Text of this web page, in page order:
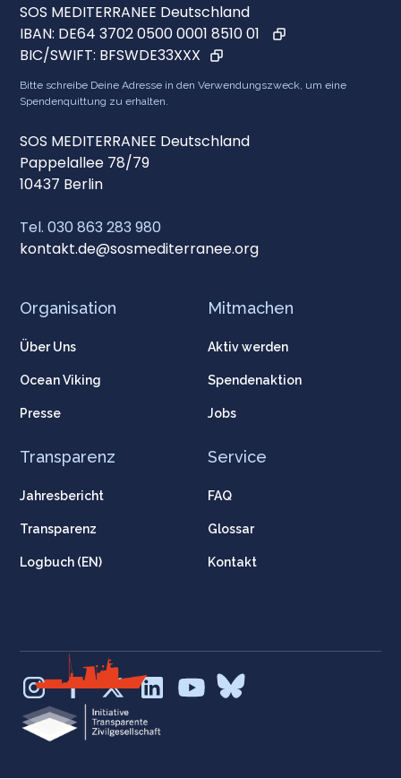
Organisation
Über Uns
Ocean Viking
Presse
Mitmachen
Aktiv werden
Spendenaktion
Jobs
Transparenz
Jahresbericht
Transparenz
Logbuch (EN)
Service
FAQ
Glossar
Kontakt
SOS MEDITERRANEE Deutschland
IBAN: DE64 3702 0500 0001 8510 01
BIC/SWIFT: BFSWDE33XXX
Bitte schreibe Deine Adresse in den Verwendungszweck, um eine
Spendenquittung zu erhalten.
SOS MEDITERRANEE Deutschland
Pappelallee 78/79
10437 Berlin
Tel. 030 863 283 980
kontakt.de@sosmediterranee.org